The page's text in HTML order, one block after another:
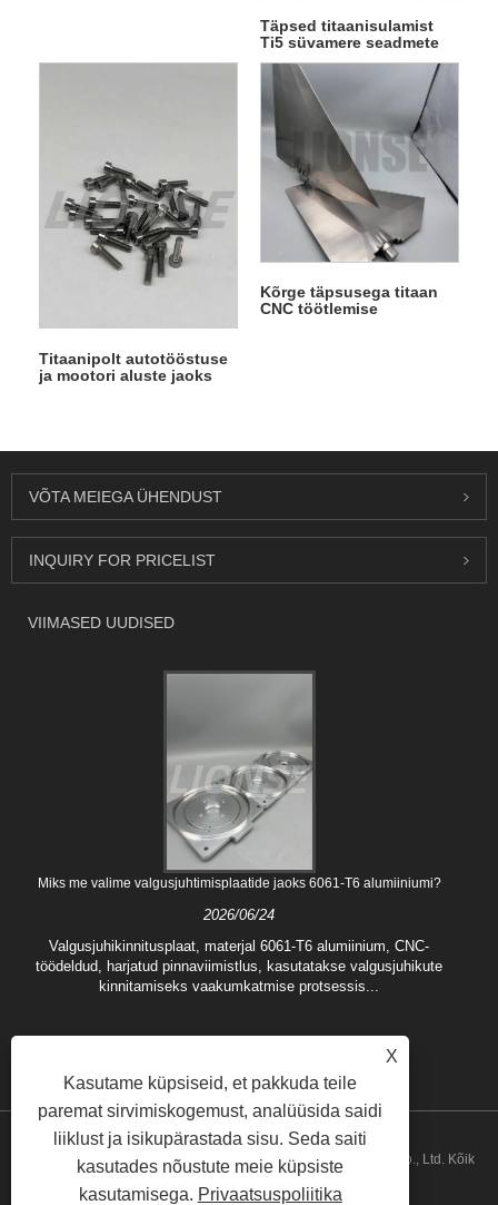
Täpsed titaanisulamist
Ti5 süvamere seadmete
osad
Titaanipolt autotööstuse
ja mootori aluste jaoks
Kõrge täpsusega titaan
CNC töötlemise
VÕTA MEIEGA ÜHENDUST
INQUIRY FOR PRICELIST
VIIMASED UUDISED
Miks me valime valgusjuhtimisplaatide jaoks 6061-T6 alumiiniumi?
2026/06/24
Valgusjuhikinnitusplaat, materjal 6061-T6 alumiinium, CNC-
töödeldud, harjatud pinnaviimistlus, kasutatakse valgusjuhikute
kinnitamiseks vaakumkatmise protsessis...
Autoriõigus © 2024 Qingdao Lionse Mechanical Engineering Co., Ltd. Kõik
õigused kaitstud.
X
Kasutame küpsiseid, et pakkuda teile
paremat sirvimiskogemust, analüüsida saidi
liiklust ja isikupärastada sisu. Seda saiti
kasutades nõustute meie küpsiste
kasutamisega. Privaatsuspoliitika